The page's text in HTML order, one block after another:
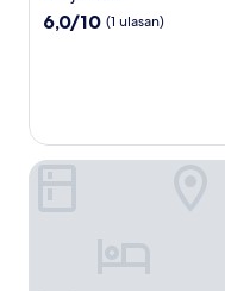
4.0
6.0
6,0/10 (1 ulasan)
Cordia Hotel